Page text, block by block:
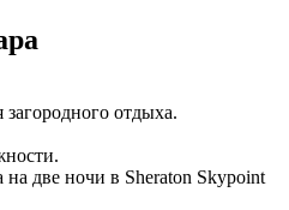
отдыха.
две ночи в Sheraton Skypoint